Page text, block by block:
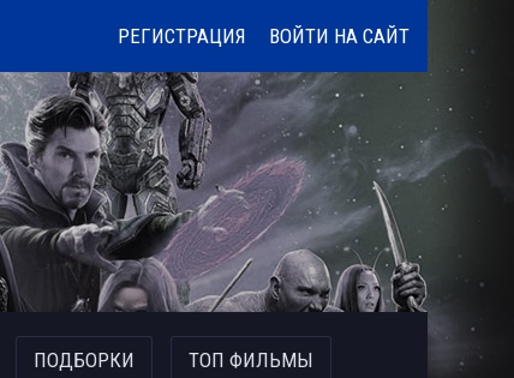
РЕГИСТРАЦИЯ ВОЙТИ НА САЙТ
ПОДБОРКИ ТОП ФИЛЬМЫ